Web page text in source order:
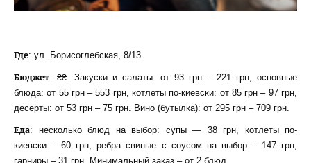
Где: ул. Борисоглебская, 8/13.
Бюджет: ₴₴. Закуски и салаты: от 93 грн – 221 грн, основные
блюда: от 55 грн – 553 грн, котлеты по-киевски: от 85 грн – 97 грн,
десерты: от 53 грн – 75 грн. Вино (бутылка): от 295 грн – 709 грн.
Еда: несколько блюд на выбор: супы — 38 грн, котлеты по-
киевски – 60 грн, ребра свиные с соусом на выбор – 147 грн,
гарниры – 31 грн. Минимальный заказ – от 2 блюд.